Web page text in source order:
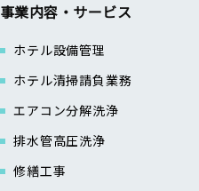
事業内容・サービス
ホテル設備管理
ホテル清掃請負業務
エアコン分解洗浄
排水管高圧洗浄
修繕工事